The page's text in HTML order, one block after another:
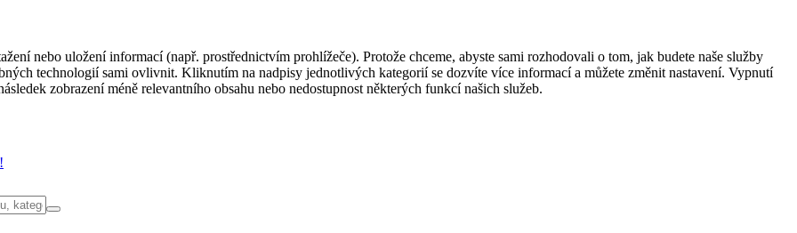
nebo uložení informací (např. prostřednictvím prohlížeče). Protože chceme, abyste sami rozhodovali o tom, jak budete naše služby
technologií sami ovlivnit. Kliknutím na nadpisy jednotlivých kategorií se dozvíte více informací a můžete změnit nastavení. Vypnutí
zobrazení méně relevantního obsahu nebo nedostupnost některých funkcí našich služeb.